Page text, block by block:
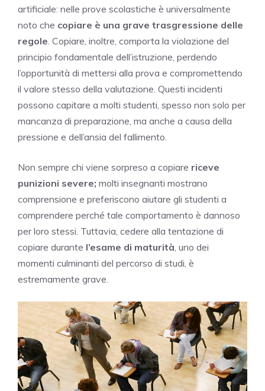
artificiale: nelle prove scolastiche è universalmente
noto che copiare è una grave trasgressione delle
regole. Copiare, inoltre, comporta la violazione del
principio fondamentale dell’istruzione, perdendo
l’opportunità di mettersi alla prova e compromettendo
il valore stesso della valutazione. Questi incidenti
possono capitare a molti studenti, spesso non solo per
mancanza di preparazione, ma anche a causa della
pressione e dell’ansia del fallimento.
Non sempre chi viene sorpreso a copiare riceve
punizioni severe; molti insegnanti mostrano
comprensione e preferiscono aiutare gli studenti a
comprendere perché tale comportamento è dannoso
per loro stessi. Tuttavia, cedere alla tentazione di
copiare durante l’esame di maturità, uno dei
momenti culminanti del percorso di studi, è
estremamente grave.